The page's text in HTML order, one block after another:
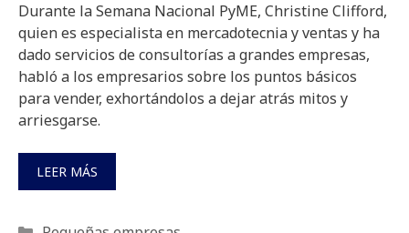
Durante la Semana Nacional PyME, Christine Clifford,
quien es especialista en mercadotecnia y ventas y ha
dado servicios de consultorías a grandes empresas,
habló a los empresarios sobre los puntos básicos
para vender, exhortándolos a dejar atrás mitos y
arriesgarse.
LEER MÁS